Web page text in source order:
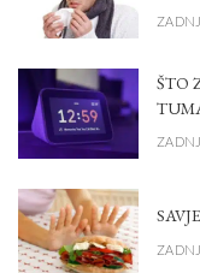
ŠTO